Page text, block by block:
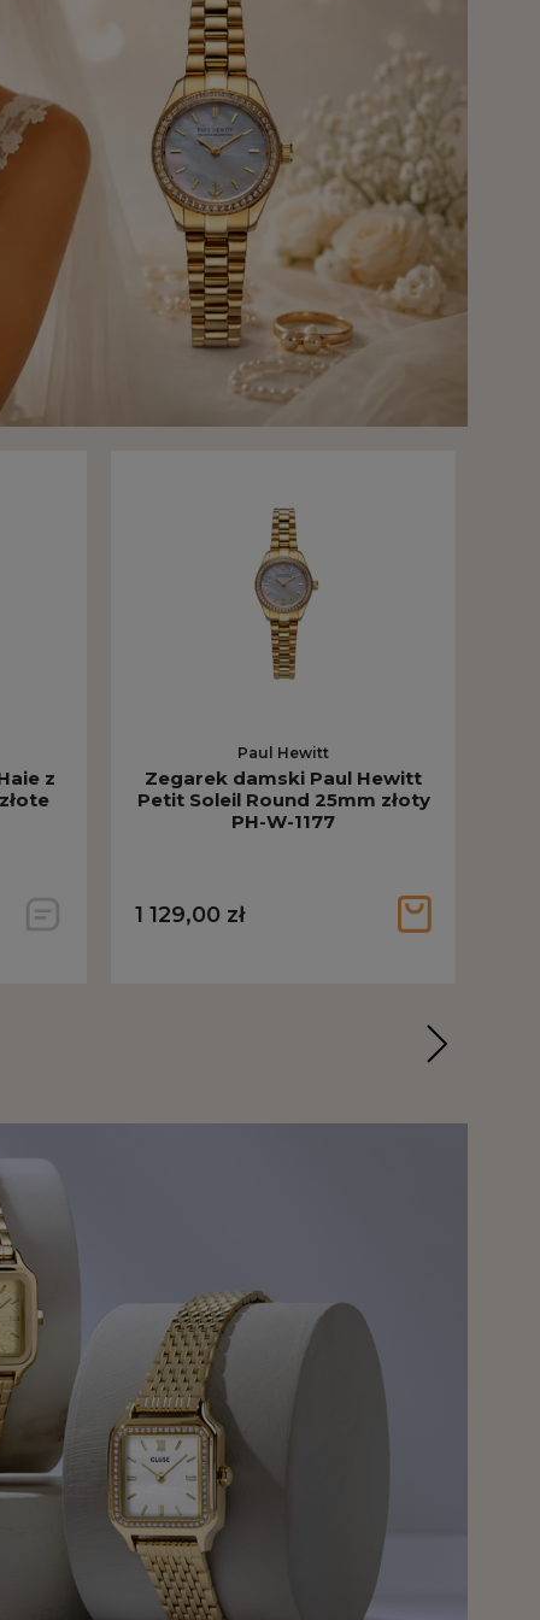
z
Paul Hewitt
Zegarek damski Paul Hewitt
Petit Soleil Round 25mm złoty
PH-W-1177
1 129,00 zł